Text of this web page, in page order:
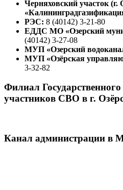
Черняховский участок (г.
РЭС: 8 (40142) 3-21-80
ЕДДС МО «Озерский
(40142) 3-27-08
МУП «Озерский
МУП «Озёрская
3-32-82
Филиал
участников СВО в г.
Канал администрации в